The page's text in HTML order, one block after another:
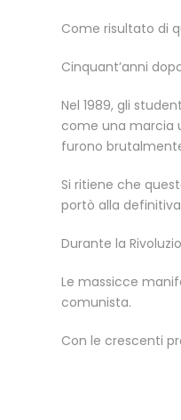
Come risultato di
Cinquant’anni
Nel 1989, gli
come una marcia
furono
Si ritiene che
portò alla
Durante la
Le massicce
comunista.
Con le crescenti